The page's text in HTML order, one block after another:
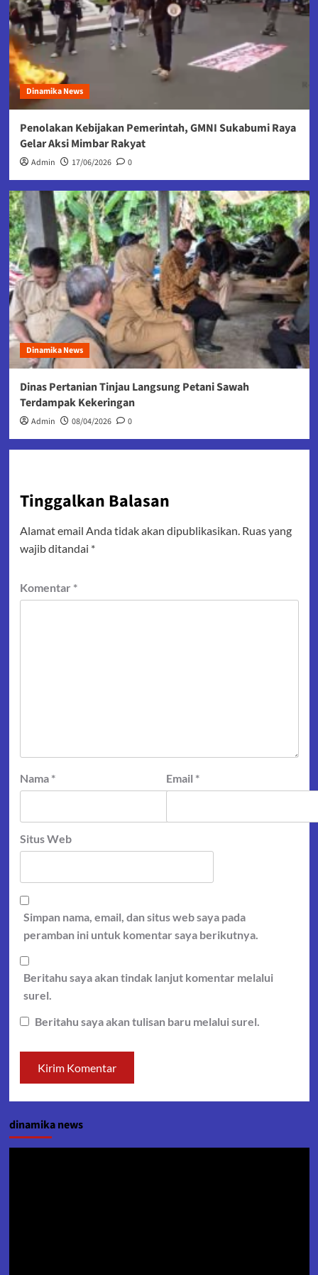
Dinamika News
Penolakan Kebijakan Pemerintah, GMNI Sukabumi Raya
Gelar Aksi Mimbar Rakyat
Admin 17/06/2026 0
Dinamika News
Dinas Pertanian Tinjau Langsung Petani Sawah
Terdampak Kekeringan
Admin 08/04/2026 0
Tinggalkan Balasan
Alamat email Anda tidak akan dipublikasikan. Ruas yang
wajib ditandai *
Komentar *
Nama * Email *
Situs Web
Simpan nama, email, dan situs web saya pada
peramban ini untuk komentar saya berikutnya.
Beritahu saya akan tindak lanjut komentar melalui
surel.
Beritahu saya akan tulisan baru melalui surel.
dinamika news